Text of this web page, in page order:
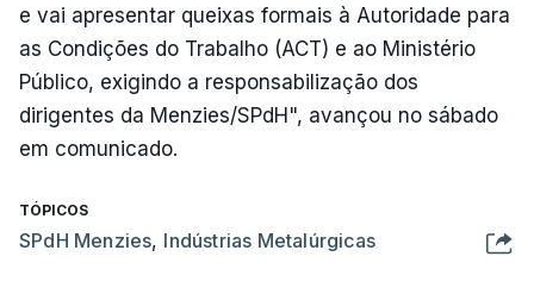
e vai apresentar queixas formais à Autoridade para
as Condições do Trabalho (ACT) e ao Ministério
Público, exigindo a responsabilização dos
dirigentes da Menzies/SPdH", avançou no sábado
em comunicado.
TÓPICOS
SPdH Menzies, Indústrias Metalúrgicas